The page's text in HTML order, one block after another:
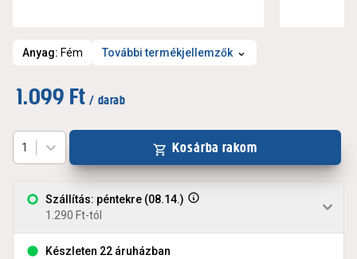
Anyag: Fém További termékjellemzők
1.099 Ft / darab
Szállítás: péntekre (08.14.)
1.290 Ft-tól
Készleten 22 áruházban
1 Kosárba rakom